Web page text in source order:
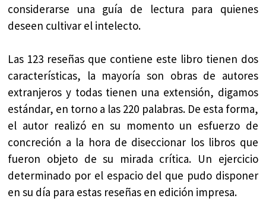
considerarse una guía de lectura para quienes
deseen cultivar el intelecto.
Las 123 reseñas que contiene este libro tienen dos
características, la mayoría son obras de autores
extranjeros y todas tienen una extensión, digamos
estándar, en torno a las 220 palabras. De esta forma,
el autor realizó en su momento un esfuerzo de
concreción a la hora de diseccionar los libros que
fueron objeto de su mirada crítica. Un ejercicio
determinado por el espacio del que pudo disponer
en su día para estas reseñas en edición impresa.